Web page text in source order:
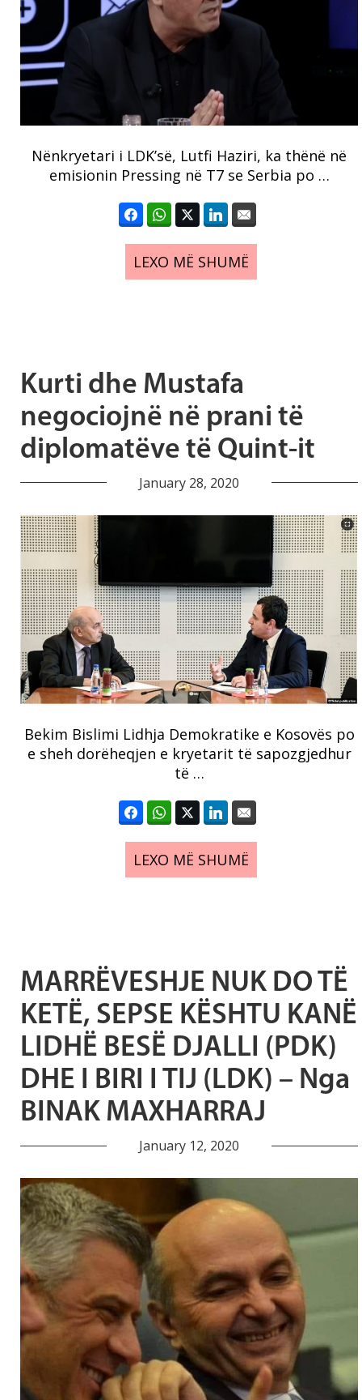
Nënkryetari i LDK’së, Lutfi Haziri, ka thënë në
emisionin Pressing në T7 se Serbia po …
LEXO MË SHUMË
Kurti dhe Mustafa
negociojnë në prani të
diplomatëve të Quint-it
January 28, 2020
Bekim Bislimi Lidhja Demokratike e Kosovës po
e sheh dorëheqjen e kryetarit të sapozgjedhur
të …
LEXO MË SHUMË
MARRËVESHJE NUK DO TË
KETË, SEPSE KËSHTU KANË
LIDHË BESË DJALLI (PDK)
DHE I BIRI I TIJ (LDK) – Nga
BINAK MAXHARRAJ
January 12, 2020